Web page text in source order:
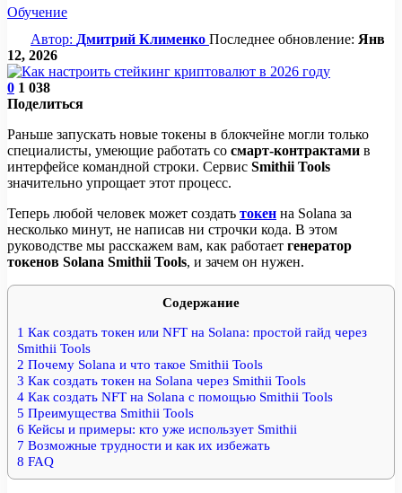
Обучение
Автор: Дмитрий Клименко Последнее обновление: Янв
12, 2026
0 1 038
Поделиться
Раньше запускать новые токены в блокчейне могли только
специалисты, умеющие работать со смарт-контрактами в
интерфейсе командной строки. Сервис Smithii Tools
значительно упрощает этот процесс.
Теперь любой человек может создать токен на Solana за
несколько минут, не написав ни строчки кода. В этом
руководстве мы расскажем вам, как работает генератор
токенов Solana Smithii Tools, и зачем он нужен.
Содержание
1 Как создать токен или NFT на Solana: простой гайд через
Smithii Tools
2 Почему Solana и что такое Smithii Tools
3 Как создать токен на Solana через Smithii Tools
4 Как создать NFT на Solana с помощью Smithii Tools
5 Преимущества Smithii Tools
6 Кейсы и примеры: кто уже использует Smithii
7 Возможные трудности и как их избежать
8 FAQ